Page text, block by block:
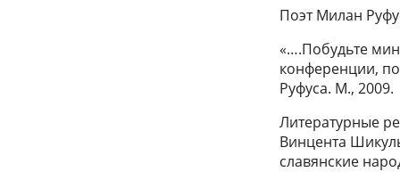
Поэт Милан
«….Побудьте
конференции,
Руфуса. М., 2009.
Литературные
Винцента
славянские